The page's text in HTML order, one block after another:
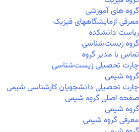
گروه های آموزشی
معرفی آزمایشگاههای فیزیک
ریاست دانشکده
گروه زیست‌شناسی
تماس با مدیر گروه
چارت تحصیلی زیست‌شناسی
گروه شیمی
چارت تحصیلی دانشجویان کارشناسی شیمی
صفحه اصلی گروه شیمی
گروه شیمی
معرفی گروه شیمی